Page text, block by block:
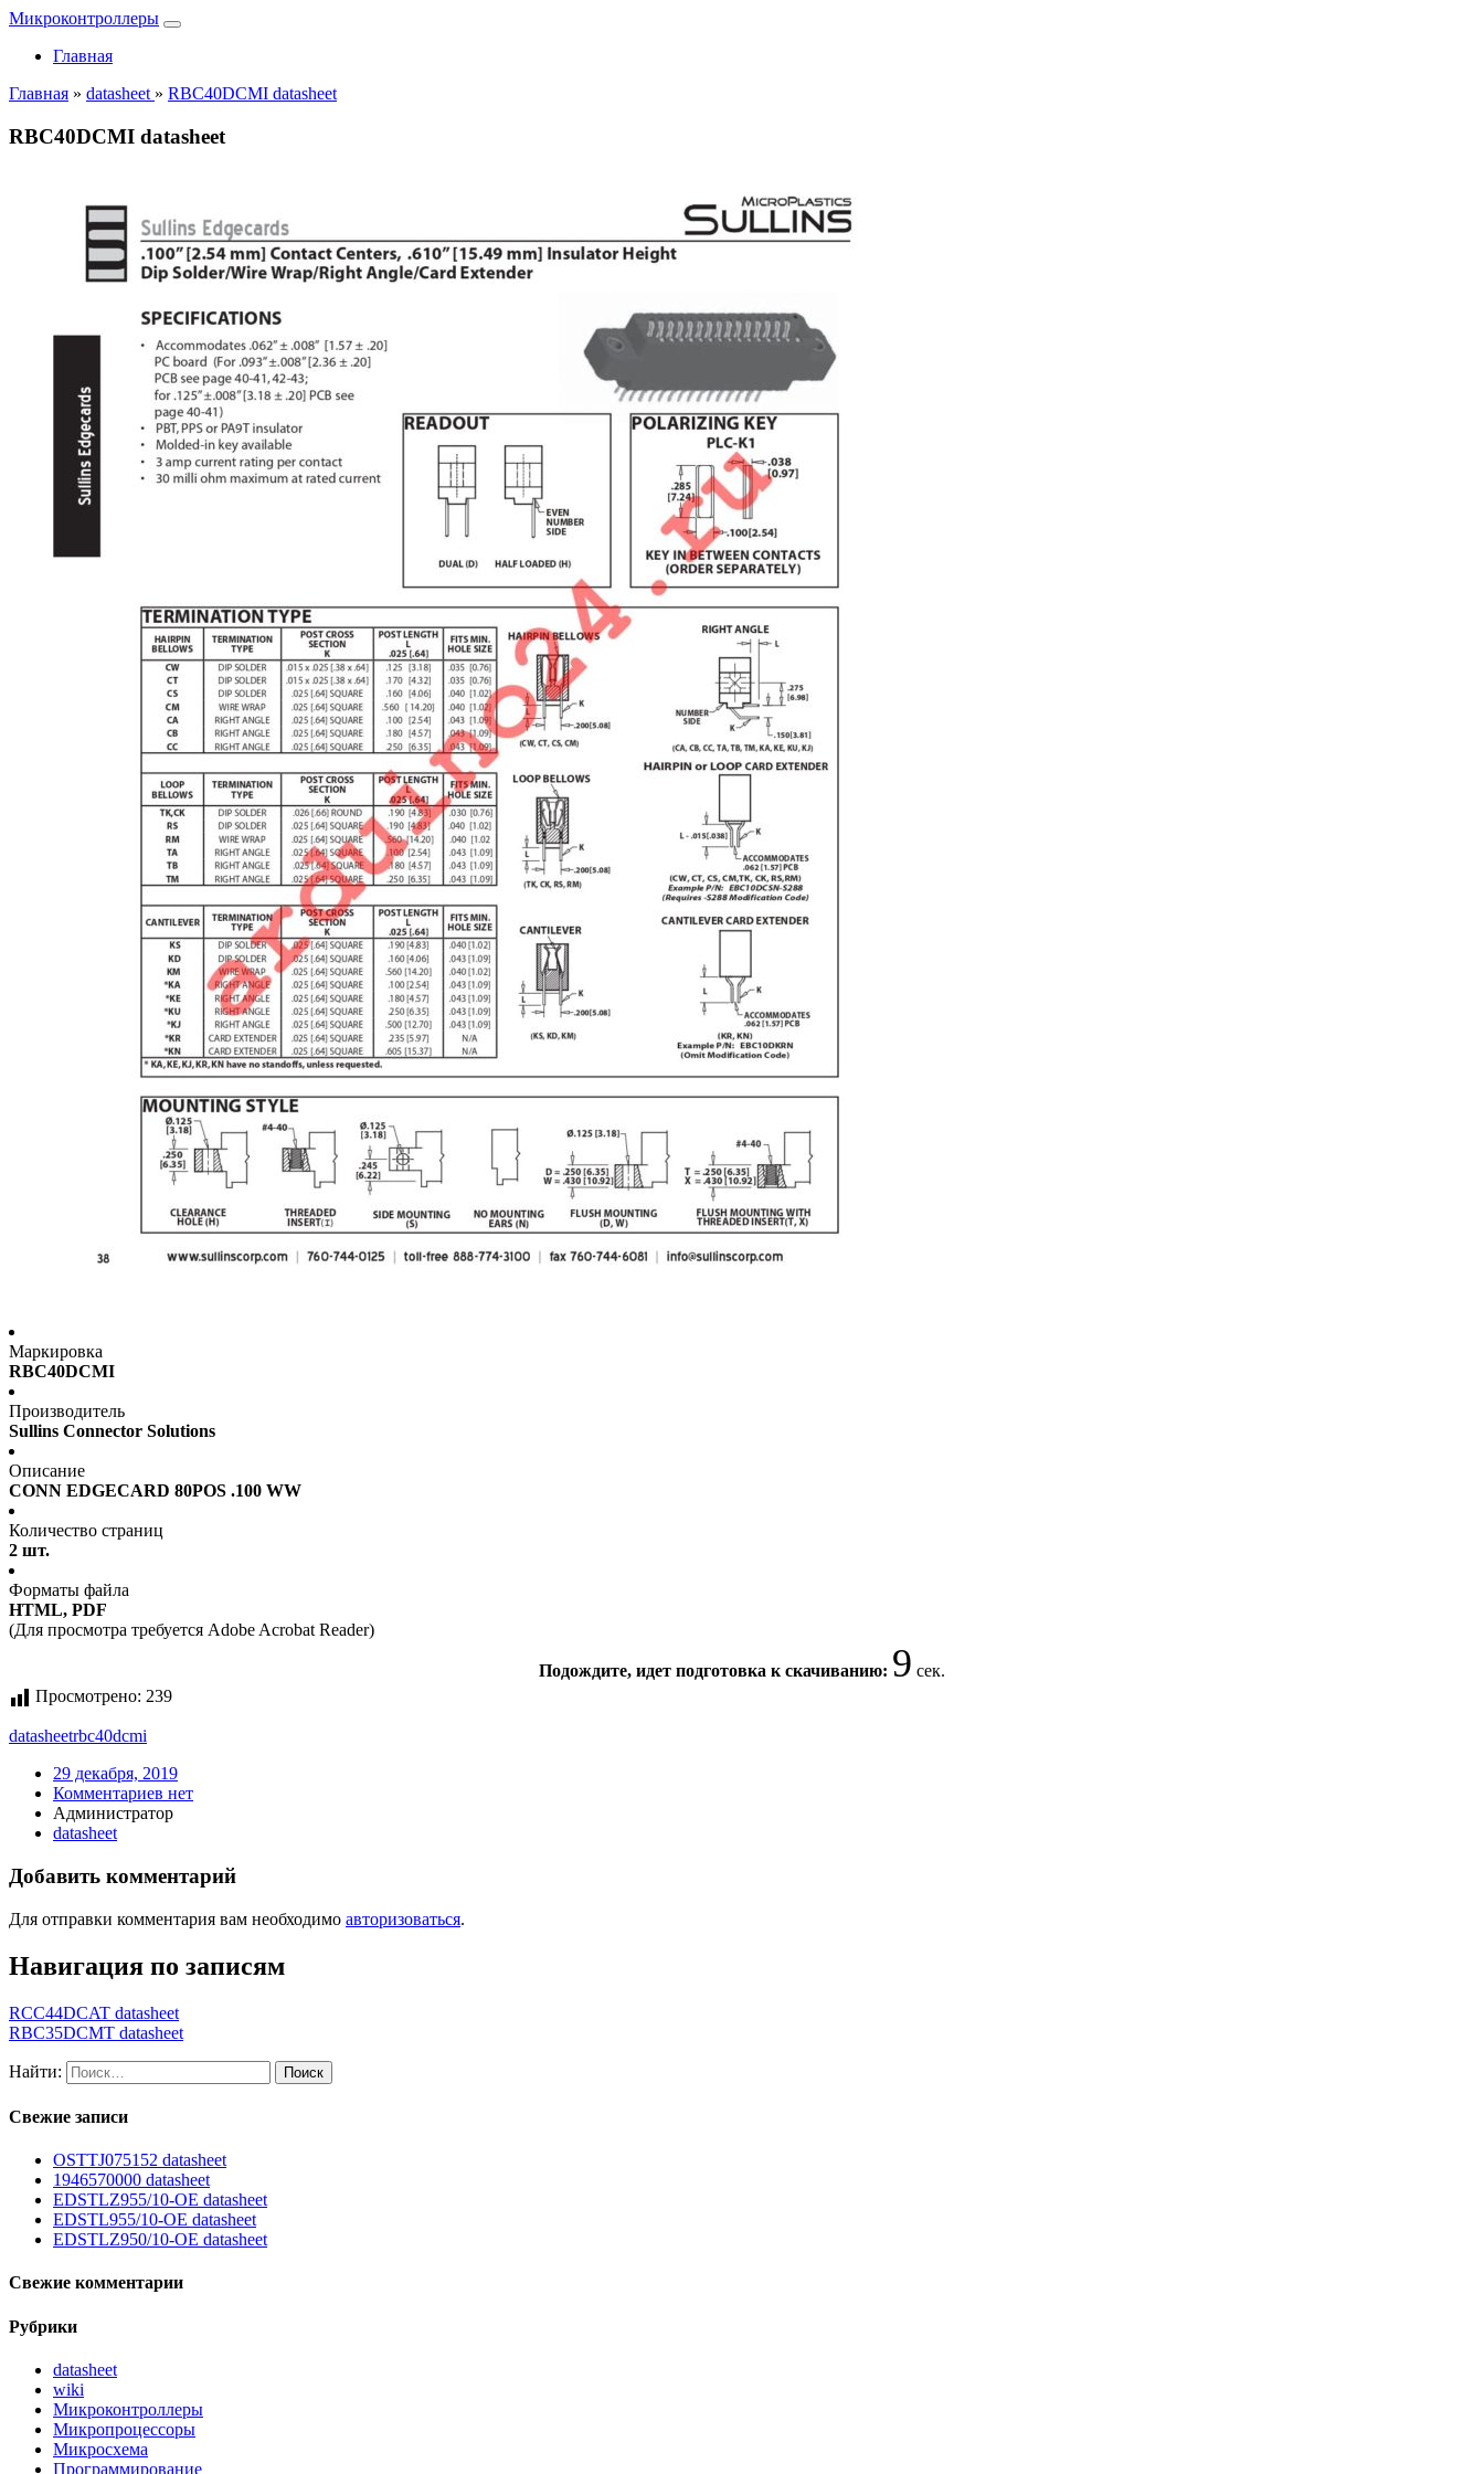
Микроконтроллеры
Главная
Главная » datasheet » RBC40DCMI datasheet
RBC40DCMI datasheet
Маркировка
RBC40DCMI
Производитель
Sullins Connector Solutions
Описание
CONN EDGECARD 80POS .100 WW
Количество страниц
2 шт.
Форматы файла
HTML, PDF
(Для просмотра требуется Adobe Acrobat Reader)
Подождите, идет подготовка к скачиванию: 8 сек.
Просмотрено: 239
datasheetrbc40dcmi
29 декабря, 2019
Комментариев нет
Администратор
datasheet
Добавить комментарий
Для отправки комментария вам необходимо авторизоваться.
Навигация по записям
RCC44DCAT datasheet
RBC35DCMT datasheet
Найти:
Свежие записи
OSTTJ075152 datasheet
1946570000 datasheet
EDSTLZ955/10-OE datasheet
EDSTL955/10-OE datasheet
EDSTLZ950/10-OE datasheet
Свежие комментарии
Рубрики
datasheet
wiki
Микроконтроллеры
Микропроцессоры
Микросхема
Программирование